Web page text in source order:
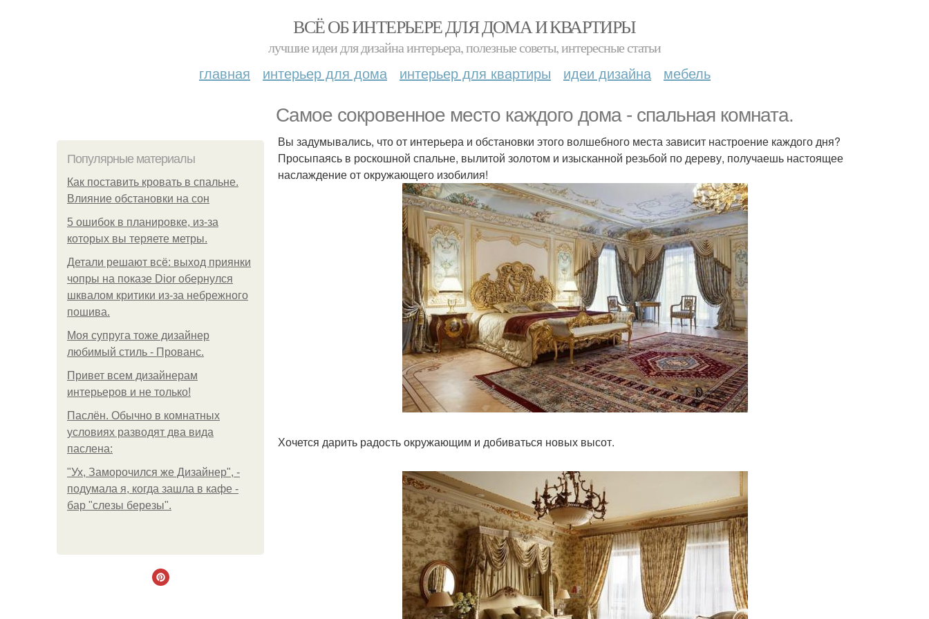
ВСЁ ОБ ИНТЕРЬЕРЕ ДЛЯ ДОМА И КВАРТИРЫ
лучшие идеи для дизайна интерьера, полезные советы, интересные статьи
главная интерьер для дома интерьер для квартиры идеи дизайна мебель
Самое сокровенное место каждого дома - спальная комната.
Популярные материалы
Как поставить кровать в спальне.
Влияние обстановки на сон
5 ошибок в планировке, из-за
которых вы теряете метры.
Детали решают всё: выход приянки
чопры на показе Dior обернулся
шквалом критики из-за небрежного
пошива.
Моя супруга тоже дизайнер
любимый стиль - Прованс.
Привет всем дизайнерам
интерьеров и не только!
Паслён. Обычно в комнатных
условиях разводят два вида
паслена:
"Ух, Заморочился же Дизайнер", -
подумала я, когда зашла в кафе -
бар "слезы березы".
Вы задумывались, что от интерьера и обстановки этого волшебного места зависит настроение каждого дня?
Просыпаясь в роскошной спальне, вылитой золотом и изысканной резьбой по дереву, получаешь настоящее
наслаждение от окружающего изобилия!
Хочется дарить радость окружающим и добиваться новых высот.